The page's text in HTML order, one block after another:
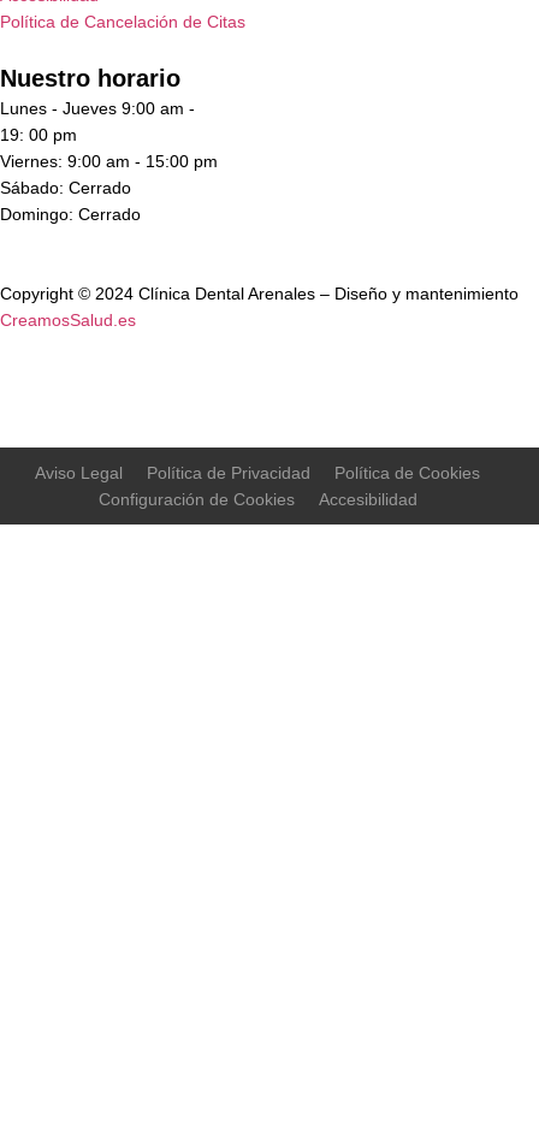
Política de Cancelación de Citas
Nuestro horario
Lunes - Jueves 9:00 am -
19: 00 pm
Viernes: 9:00 am - 15:00 pm
Sábado: Cerrado
Domingo: Cerrado
Copyright © 2024 Clínica Dental Arenales – Diseño y mantenimiento
CreamosSalud.es
Aviso Legal Política de Privacidad
Política de Cookies
Configuración de Cookies
Accesibilidad